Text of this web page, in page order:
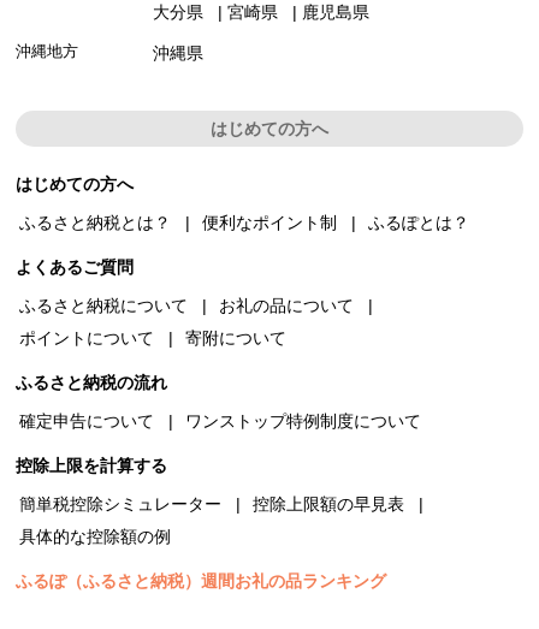
大分県
宮崎県 鹿児島県
沖縄地方 沖縄県
はじめての方へ
はじめての方へ
ふるさと納税とは？
便利なポイント制 ふるぽとは？
よくあるご質問
ふるさと納税について
お礼の品について
ポイントについて
寄附について
ふるさと納税の流れ
確定申告について
ワンストップ特例制度について
控除上限を計算する
簡単税控除シミュレーター
控除上限額の早見表
具体的な控除額の例
ふるぽ（ふるさと納税）週間お礼の品ランキング